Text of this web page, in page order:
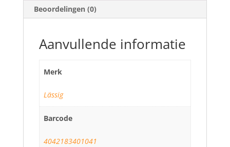
Beoordelingen (0)
Aanvullende informatie
Merk
Lässig
Barcode
4042183401041